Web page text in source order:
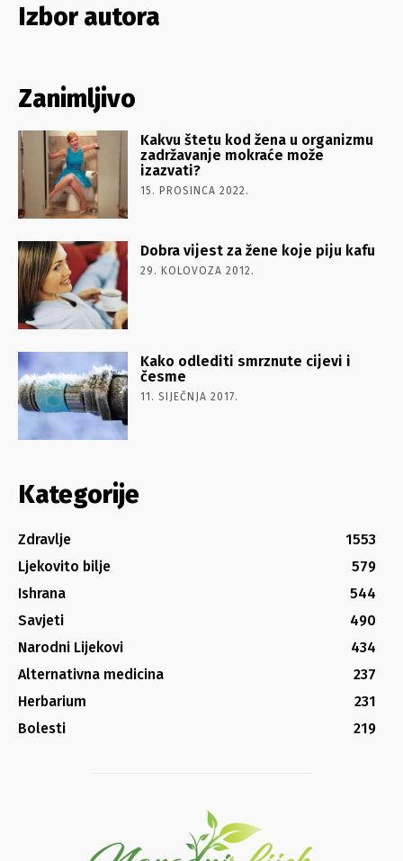
Izbor autora
Zanimljivo
Kakvu štetu kod žena u organizmu
zadržavanje mokraće može
izazvati?
15. PROSINCA 2022.
Dobra vijest za žene koje piju kafu
29. KOLOVOZA 2012.
Kako odlediti smrznute cijevi i
česme
11. SIJEČNJA 2017.
Kategorije
Zdravlje
1553
Ljekovito bilje
579
Ishrana
544
Savjeti
490
Narodni Lijekovi
434
Alternativna medicina
237
Herbarium
231
Bolesti
219